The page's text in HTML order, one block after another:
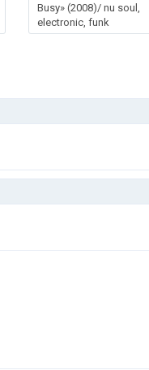
Busy» (2008)/ nu soul,
electronic, funk